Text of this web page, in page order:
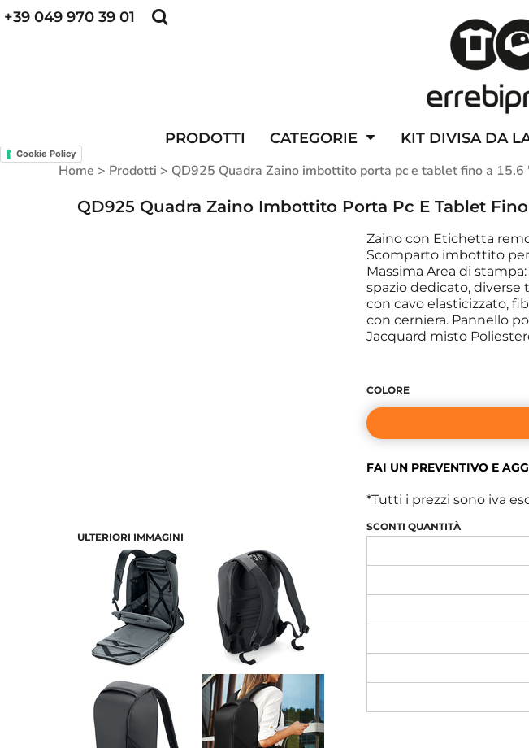
+39 049 970 39 01
PRODOTTI CATEGORIE KIT DIVISA DA
Cookie Policy
Home > Prodotti > QD925 Quadra Zaino imbottito porta pc e tablet fino a
QD925 Quadra Zaino Imbottito Porta Pc E Tablet Fino
ULTERIORI IMMAGINI
Zaino con Etichetta
Scomparto imbottito per
Massima Area di
spazio dedicato, diverse
con cavo elasticizzato,
con cerniera. Pannello
Jacquard misto
COLORE
FAI UN PREVENTIVO E
*Tutti i prezzi sono iva
SCONTI QUANTITÀ
PRODOTTI
MAGLIETTE PERSONALIZZATE
CONTATTI
ACCESSO
POLO PERSONALIZZATE
DIVISE RISTORAZIONE
POLO PERSONALIZZATE CAPPELLINI